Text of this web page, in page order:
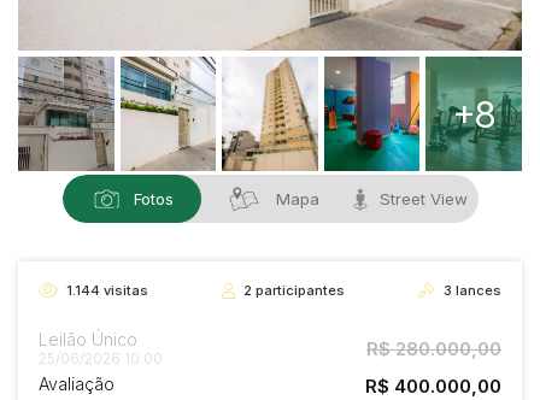
+8
Fotos Mapa Street View
1.144 visitas 2 participantes 3 lances
Leilão Único
25/06/2026 10:00 R$ 280.000,00
Avaliação R$ 400.000,00